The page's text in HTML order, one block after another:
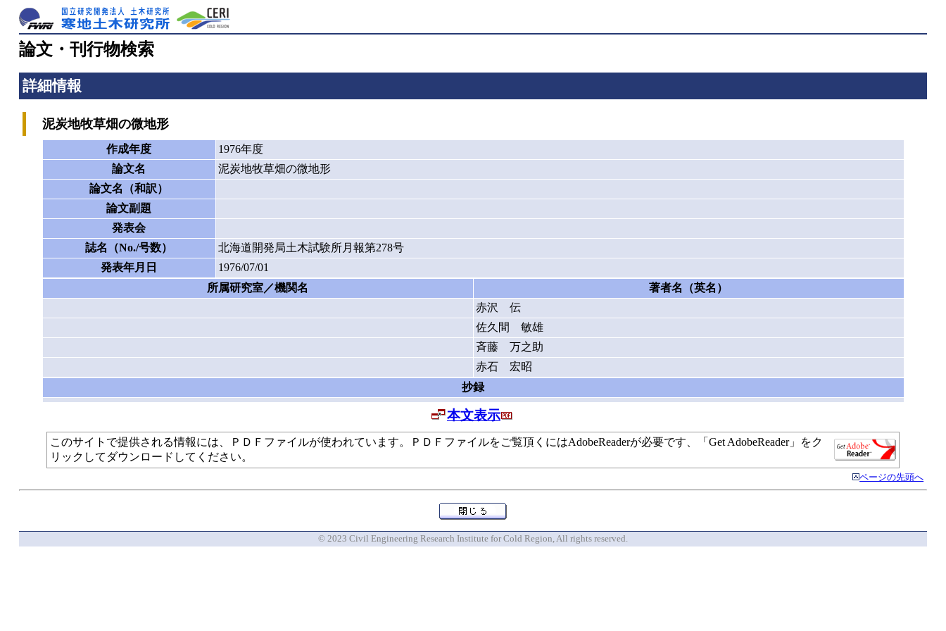
論文・刊行物検索
詳細情報
泥炭地牧草畑の微地形
作成年度
1976年度
論文名
泥炭地牧草畑の微地形
論文名（和訳）
論文副題
発表会
誌名（No./号数）
北海道開発局土木試験所月報第278号
発表年月日
1976/07/01
所属研究室／機関名
著者名（英名）
赤沢 伝
佐久間 敏雄
斉藤 万之助
赤石 宏昭
抄録
本文表示
このサイトで提供される情報には、ＰＤＦファイルが使われています。ＰＤＦファイルをご覧頂くにはAdobeReaderが必要です、「Get AdobeReader」をク
リックしてダウンロードしてください。
ページの先頭へ
© 2023 Civil Engineering Research Institute for Cold Region, All rights reserved.